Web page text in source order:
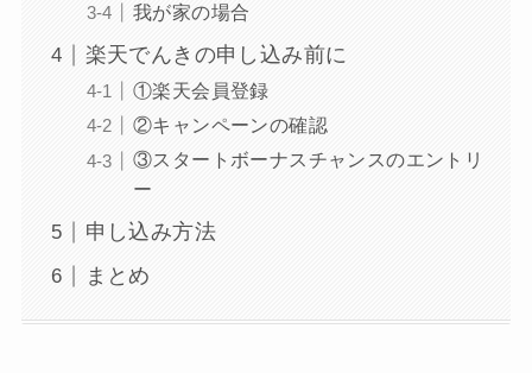
我が家の場合
楽天でんきの申し込み前に
①楽天会員登録
②キャンペーンの確認
③スタートボーナスチャンスのエントリ
ー
申し込み方法
まとめ